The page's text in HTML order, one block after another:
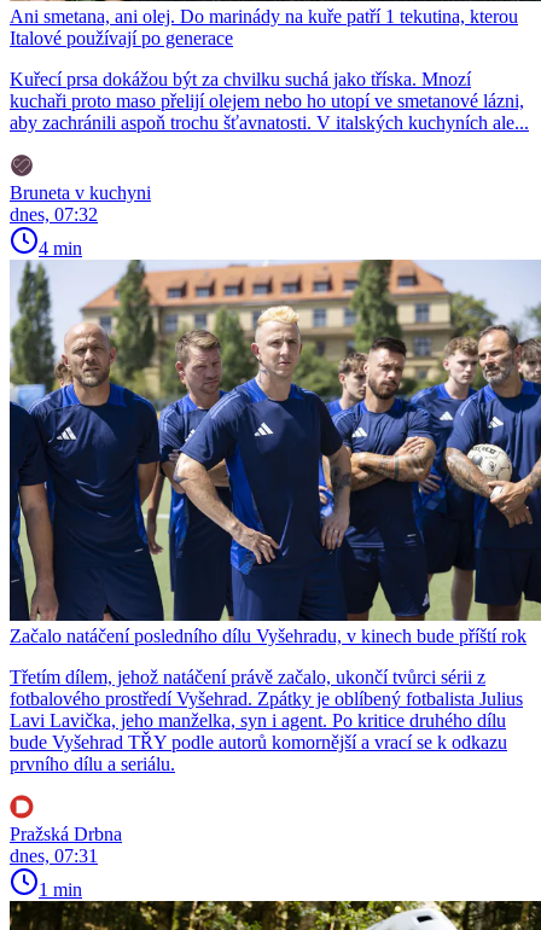
Ani smetana, ani olej. Do marinády na kuře patří 1 tekutina, kterou
Italové používají po generace
Kuřecí prsa dokážou být za chvilku suchá jako tříska. Mnozí
kuchaři proto maso přelijí olejem nebo ho utopí ve smetanové lázni,
aby zachránili aspoň trochu šťavnatosti. V italských kuchyních ale...
Bruneta v kuchyni
dnes, 07:32
4 min
Začalo natáčení posledního dílu Vyšehradu, v kinech bude příští rok
Třetím dílem, jehož natáčení právě začalo, ukončí tvůrci sérii z
fotbalového prostředí Vyšehrad. Zpátky je oblíbený fotbalista Julius
Lavi Lavička, jeho manželka, syn i agent. Po kritice druhého dílu
bude Vyšehrad TŘY podle autorů komornější a vrací se k odkazu
prvního dílu a seriálu.
Pražská Drbna
dnes, 07:31
1 min